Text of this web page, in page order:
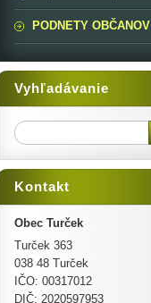
PODNETY OBČANOV
Vyhľadávanie
Kontakt
Obec Turček
Turček 363
038 48 Turček
IČO: 00317012
DIČ: 2020597953